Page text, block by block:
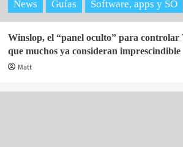
News Guías Software, apps y SO
Winslop, el “panel oculto” para
que muchos ya consideran imprescindible
Matt